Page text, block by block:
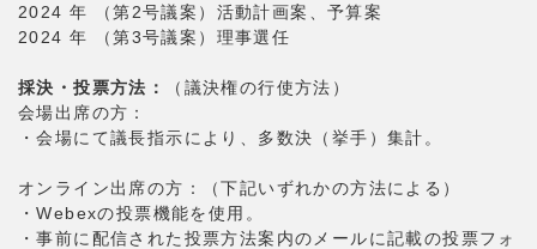
2024 年 （第2号議案）活動計画案、予算案
2024 年 （第3号議案）理事選任
採決・投票方法：
（議決権の行使方法）
会場出席の方：
・会場にて議長指示により、多数決（挙手）集計。
オンライン出席の方：（下記いずれかの方法による）
・Webexの投票機能を使用。
・事前に配信された投票方法案内のメールに記載の投票フォ